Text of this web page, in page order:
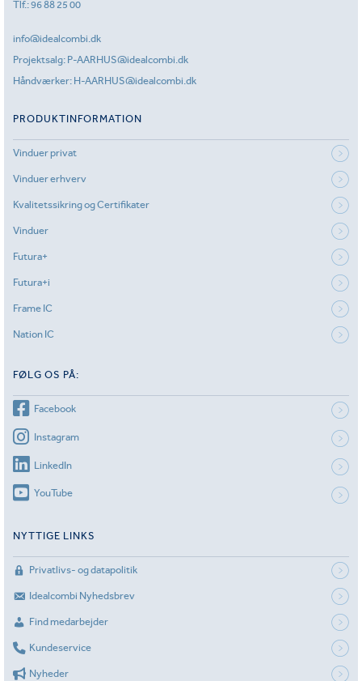
Tlf.:96 88 25 00
info@idealcombi.dk
Projektsalg: P-AARHUS@idealcombi.dk
Håndværker: H-AARHUS@idealcombi.dk
PRODUKTINFORMATION
Vinduer privat
Vinduer erhverv
Kvalitetssikring og Certifikater
Vinduer
Futura+
Futura+i
Frame IC
Nation IC
FØLG OS PÅ:
Facebook
Instagram
LinkedIn
YouTube
NYTTIGE LINKS
Privatlivs- og datapolitik
Idealcombi Nyhedsbrev
Find medarbejder
Kundeservice
Nyheder